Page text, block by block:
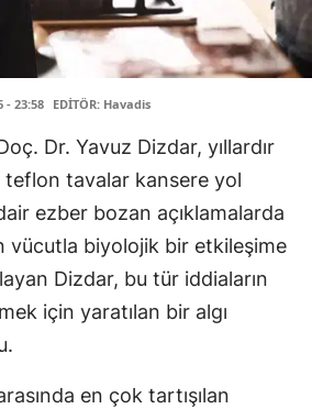
- 23:58 EDİTÖR: Havadis
Dr. Yavuz Dizdar, yıllardır
teflon tavalar kansere yol
ezber bozan açıklamalarda
vücutla biyolojik bir etkileşime
Dizdar, bu tür iddiaların
için yaratılan bir algı
en çok tartışılan